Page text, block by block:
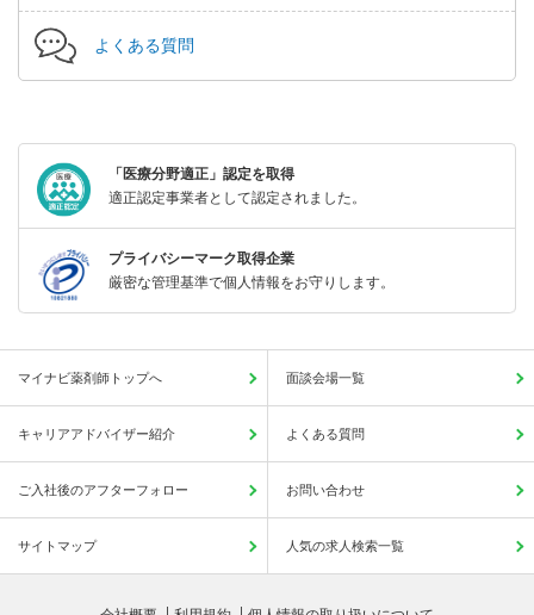
よくある質問
「医療分野適正」認定を取得
適正認定事業者として認定されました。
プライバシーマーク取得企業
厳密な管理基準で個人情報をお守りします。
マイナビ薬剤師トップへ 面談会場一覧
キャリアアドバイザー紹介 よくある質問
ご入社後のアフターフォロー お問い合わせ
サイトマップ 人気の求人検索一覧